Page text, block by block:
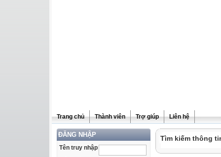
Trang chủ Thành viên Trợ giúp Liên hệ
ĐĂNG NHẬP
Tên truy nhập
Tìm kiếm thông